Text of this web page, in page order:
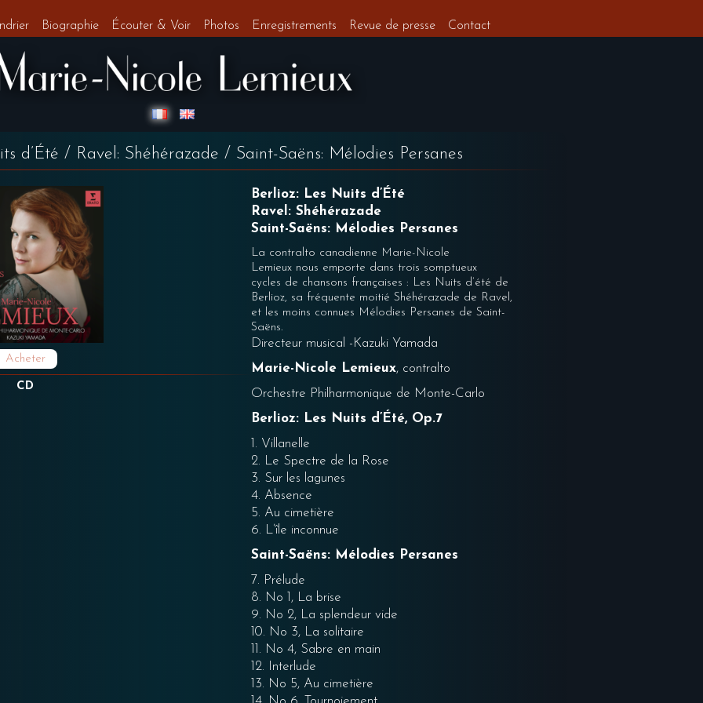
d’Été / Ravel: Shéhérazade / Saint-Saëns: Mélodies Persanes
Acheter
CD
Berlioz: Les Nuits d’Été
Ravel: Shéhérazade
Saint-Saëns: Mélodies Persanes
La contralto canadienne Marie-Nicole
Lemieux nous emporte dans trois somptueux
cycles de chansons françaises : Les Nuits d’été de
Berlioz, sa fréquente moitié Shéhérazade de Ravel,
et les moins connues Mélodies Persanes de Saint-
Saëns.
Directeur musical -Kazuki Yamada
Marie-Nicole Lemieux, contralto
Orchestre Philharmonique de Monte-Carlo
Berlioz: Les Nuits d’Été, Op.7
1. Villanelle
2. Le Spectre de la Rose
3. Sur les lagunes
4. Absence
5. Au cimetière
6. L’île inconnue
Saint-Saëns: Mélodies Persanes
7. Prélude
8. No 1, La brise
9. No 2, La splendeur vide
10. No 3, La solitaire
11. No 4, Sabre en main
12. Interlude
13. No 5, Au cimetière
Biographie Écouter & Voir Photos Enregistrements Revue de presse Contact